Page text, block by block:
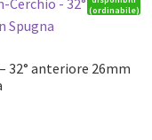
(ordinabile)
32° anteriore 26mm